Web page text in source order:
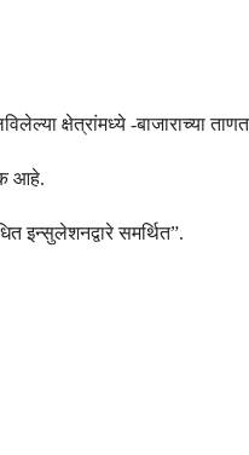
क्षेत्रांमध्ये -बाजाराच्या
आहे.
इन्सुलेशनद्वारे समर्थित”.